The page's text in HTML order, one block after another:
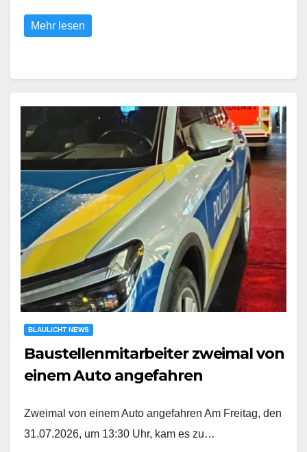
Mehr lesen
BLAULICHT NEWS
Baustellenmitarbeiter zweimal von
einem Auto angefahren
Zweimal von einem Auto angefahren Am Freitag, den
31.07.2026, um 13:30 Uhr, kam es zu…